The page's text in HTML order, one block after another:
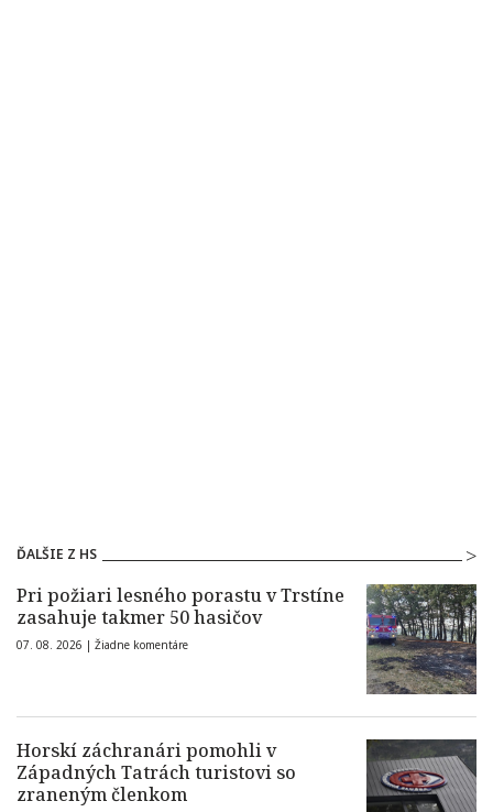
ĎALŠIE Z HS
Pri požiari lesného porastu v Trstíne
zasahuje takmer 50 hasičov
07. 08. 2026 | Žiadne komentáre
Horskí záchranári pomohli v
Západných Tatrách turistovi so
zraneným členkom